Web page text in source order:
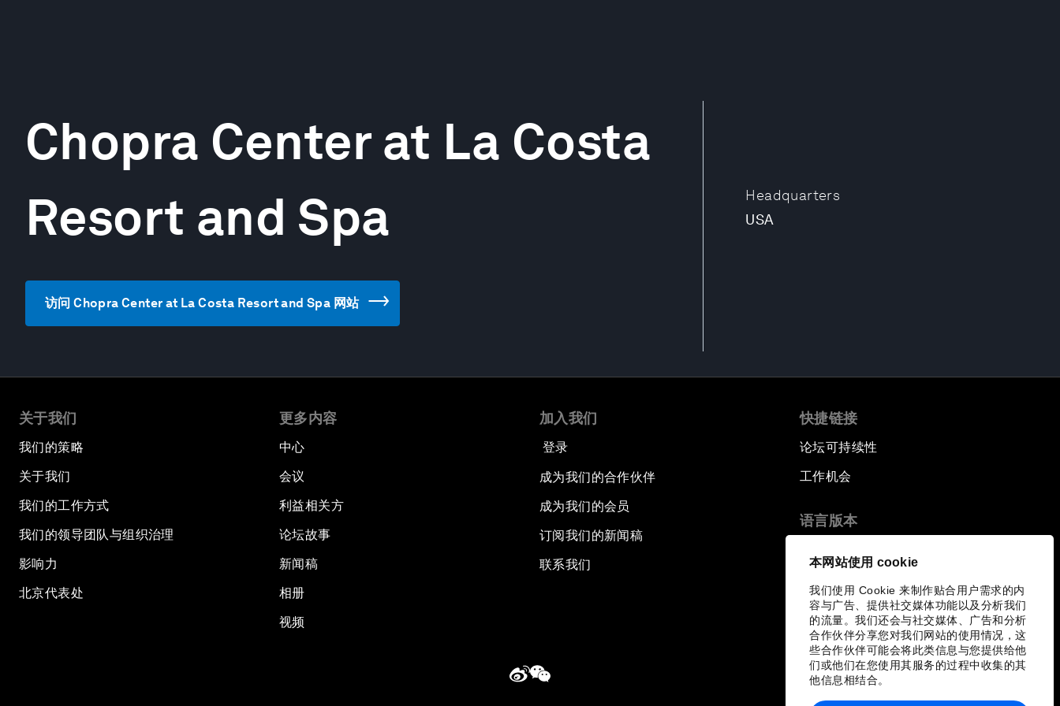
本网站使用 cookie
我们使用 Cookie 来制作贴合用户需求的内
容与广告、提供社交媒体功能以及分析我们
的流量。我们还会与社交媒体、广告和分析
合作伙伴分享您对我们网站的使用情况，这
些合作伙伴可能会将此类信息与您提供给他
们或他们在您使用其服务的过程中收集的其
他信息相结合。
Headquarters
USA
Chopra Center at La Costa
Resort and Spa
访问 Chopra Center at La Costa Resort and Spa 网站
关于我们
我们的策略
关于我们
我们的工作方式
我们的领导团队与组织治理
影响力
北京代表处
更多内容
中心
会议
利益相关方
论坛故事
新闻稿
相册
视频
加入我们
登录
成为我们的合作伙伴
成为我们的会员
订阅我们的新闻稿
联系我们
快捷链接
论坛可持续性
工作机会
语言版本